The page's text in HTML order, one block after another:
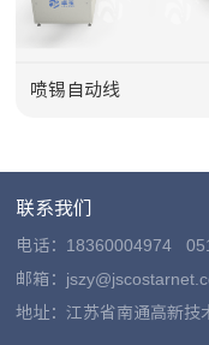
喷锡自动线
联系我们
电话： 18360004974
邮箱：
地址：江苏省南通高新技